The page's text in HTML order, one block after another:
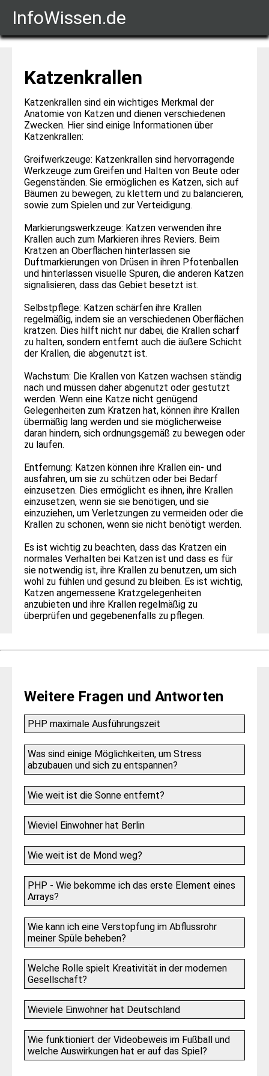
InfoWissen.de
Katzenkrallen
Katzenkrallen sind ein wichtiges Merkmal der
Anatomie von Katzen und dienen verschiedenen
Zwecken. Hier sind einige Informationen über
Katzenkrallen:
Greifwerkzeuge: Katzenkrallen sind hervorragende
Werkzeuge zum Greifen und Halten von Beute oder
Gegenständen. Sie ermöglichen es Katzen, sich auf
Bäumen zu bewegen, zu klettern und zu balancieren,
sowie zum Spielen und zur Verteidigung.
Markierungswerkzeuge: Katzen verwenden ihre
Krallen auch zum Markieren ihres Reviers. Beim
Kratzen an Oberflächen hinterlassen sie
Duftmarkierungen von Drüsen in ihren Pfotenballen
und hinterlassen visuelle Spuren, die anderen Katzen
signalisieren, dass das Gebiet besetzt ist.
Selbstpflege: Katzen schärfen ihre Krallen
regelmäßig, indem sie an verschiedenen Oberflächen
kratzen. Dies hilft nicht nur dabei, die Krallen scharf
zu halten, sondern entfernt auch die äußere Schicht
der Krallen, die abgenutzt ist.
Wachstum: Die Krallen von Katzen wachsen ständig
nach und müssen daher abgenutzt oder gestutzt
werden. Wenn eine Katze nicht genügend
Gelegenheiten zum Kratzen hat, können ihre Krallen
übermäßig lang werden und sie möglicherweise
daran hindern, sich ordnungsgemäß zu bewegen oder
zu laufen.
Entfernung: Katzen können ihre Krallen ein- und
ausfahren, um sie zu schützen oder bei Bedarf
einzusetzen. Dies ermöglicht es ihnen, ihre Krallen
einzusetzen, wenn sie sie benötigen, und sie
einzuziehen, um Verletzungen zu vermeiden oder die
Krallen zu schonen, wenn sie nicht benötigt werden.
Es ist wichtig zu beachten, dass das Kratzen ein
normales Verhalten bei Katzen ist und dass es für
sie notwendig ist, ihre Krallen zu benutzen, um sich
wohl zu fühlen und gesund zu bleiben. Es ist wichtig,
Katzen angemessene Kratzgelegenheiten
anzubieten und ihre Krallen regelmäßig zu
überprüfen und gegebenenfalls zu pflegen.
Weitere Fragen und Antworten
PHP maximale Ausführungszeit
Was sind einige Möglichkeiten, um Stress
abzubauen und sich zu entspannen?
Wie weit ist die Sonne entfernt?
Wieviel Einwohner hat Berlin
Wie weit ist de Mond weg?
PHP - Wie bekomme ich das erste Element eines
Arrays?
Wie kann ich eine Verstopfung im Abflussrohr
meiner Spüle beheben?
Welche Rolle spielt Kreativität in der modernen
Gesellschaft?
Wieviele Einwohner hat Deutschland
Wie funktioniert der Videobeweis im Fußball und
welche Auswirkungen hat er auf das Spiel?